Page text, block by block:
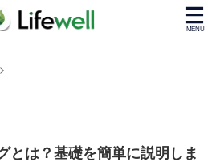
>
とは？基礎を簡単に説明しま